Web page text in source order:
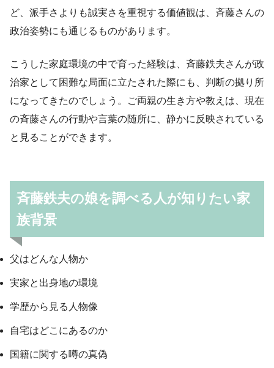
ど、派手さよりも誠実さを重視する価値観は、斉藤さんの
政治姿勢にも通じるものがあります。
こうした家庭環境の中で育った経験は、斉藤鉄夫さんが政
治家として困難な局面に立たされた際にも、判断の拠り所
になってきたのでしょう。ご両親の生き方や教えは、現在
の斉藤さんの行動や言葉の随所に、静かに反映されている
と見ることができます。
斉藤鉄夫の娘を調べる人が知りたい家
族背景
父はどんな人物か
実家と出身地の環境
学歴から見る人物像
自宅はどこにあるのか
国籍に関する噂の真偽